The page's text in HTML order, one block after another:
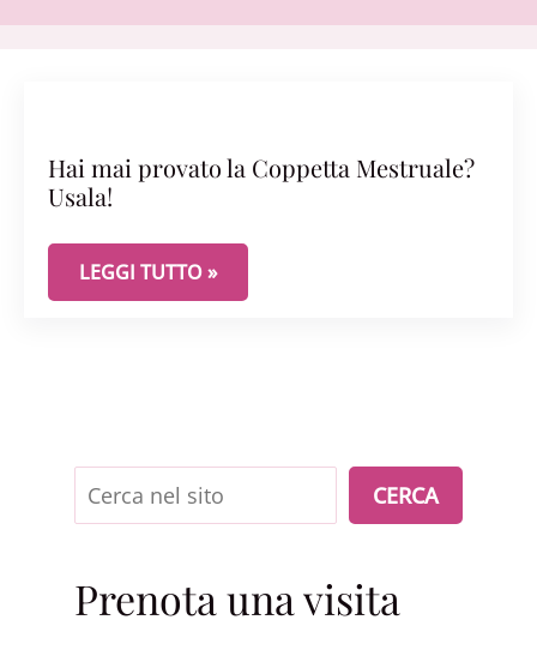
Hai mai provato la Coppetta Mestruale?
Usala!
HAI MAI PROVATO LA COPPETTA MESTRUALE?
LEGGI TUTTO »
Cerca CERCA
Prenota una visita